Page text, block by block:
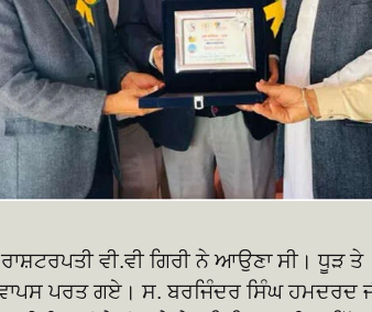
ਵੀ.ਵੀ ਗਿਰੀ ਨੇ ਆਉਣਾ ਸੀ। ਧੂੜ ਤੇ
ਪਰਤ ਗਏ। ਸ. ਬਰਜਿੰਦਰ ਸਿੰਘ ਹਮਦਰਦ